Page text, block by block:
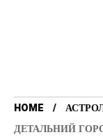
HOME
ДЕТАЛЬНИЙ